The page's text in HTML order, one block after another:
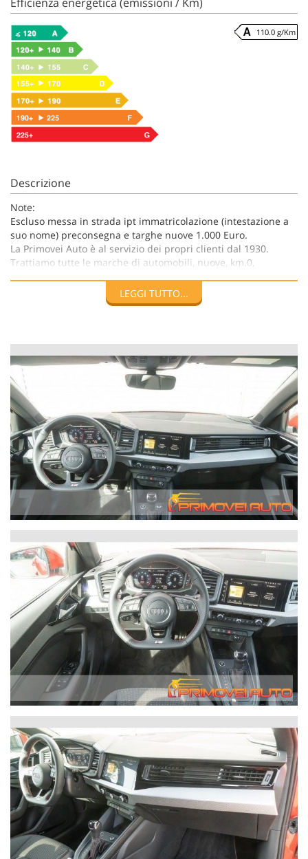
110.0 g/Km
Descrizione
Note:
Escluso messa in strada ipt immatricolazione (intestazione a
suo nome) preconsegna e targhe nuove 1.000 Euro.
La Primovei Auto è al servizio dei propri clienti dal 1930.
Trattiamo tutte le marche di automobili, nuove, km.0,
Offriamo alla ns. clientela finanziamenti personalizzati da 12
a 96 mesi, possibilità di leasing e full Leasing sul nuovo sul
potrebbero essere soggette a modifiche e contenere errori di
stampa e/o omissioni non volute. Le scorte di talune offerte
sono limitate e potrebbero esaurirsi rapidamente. I contratti
saranno convalidati solo a seguito di verifica sulla
disponibilità.
I prezzi esposti,salvo quanto eventualmente indicato, sono già
scontati.
Abbiamo parecchi depositi quindi non tutte le auto sono in
salone.
Il valore dell'auto usata da permutare verrà da noi
determinato solo in base alle condizioni effettive del veicolo
dopo averlo esaminato. Le valutazioni fatte telefonicamente
saranno quindi del tutto indicative.
Per ottenere velocemente le informazioni desiderate,
ottengono una risposta prioritaria e immediata mentre i
messaggi di posta elettronica potrebbero essere gestiti in
tempo meno rapidi.
Possibilità di consegna anche a domicilio con mezzo
attrezzato - il costo di questo servizio varia in base a i
chilometri di percorrenza. Contattateci per avere queste
informazioni, grazie. We speak English.
In caso di acquisto forniamo gratuitamente alla nostra
clientela che lo richieda, il servizio di recupero dalla Stazione
Ferroviaria Centrale di Modena fino alla nostra sede.
Migliaia di clienti hanno acquistato da noi da tutta Italia.
Abbiamo parecchi depositi quindi non tutte le auto sono in
salone.
I tempi di preconsegna per le auto non in sede sono
solitamente 7 giorni.
Centinaia di migliaia di auto non ci stanno tutte in salone
come pensano purtroppo alcuni clienti.
abs Bracciolo Airbag frontali e laterali e altri Avviso di
attraversamento involontario della corsia Android Auto
AppleCarPlay Assistenza alla partenza in salita Assistente
abbaglianti Bluetooth Cambio robotizzato Sensore di luce
Sensore di pioggia Libro di servizio Climatizzatore automatico
LEGGI TUTTO...